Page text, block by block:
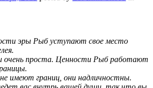
эры Рыб уступают свое место
очень проста. Ценности Рыб работают
имеют границ, они надличностны.